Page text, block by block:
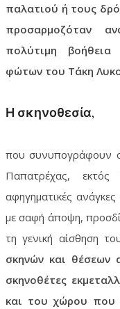
παλατιού ή τους
προσαρμοζόταν
πολύτιμη
φώτων του Τάκη
Η σκηνοθεσία,
που συνυπογράφουν
Παπατρέχας,
αφηγηματικές
με σαφή άποψη,
τη γενική αίσθηση
σκηνών και θέσεων
σκηνοθέτες
και του χώρου που